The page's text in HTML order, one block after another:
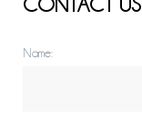
CONTACT US
Name: